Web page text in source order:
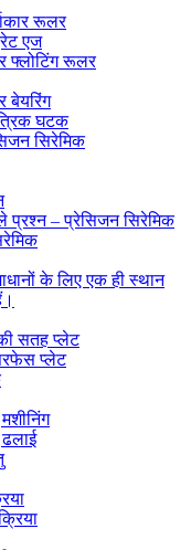
रूलर
एज
फ्लोटिंग रूलर
बेयरिंग
घटक
सिरेमिक
प्रश्न – प्रेसिजन सिरेमिक
के लिए एक ही स्थान
सतह प्लेट
प्लेट
ढलाई